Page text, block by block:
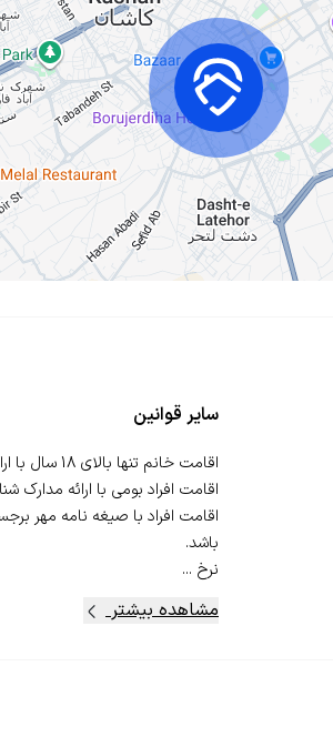
سایر قوانین
اقامت افراد با صیغه نامه مهر
نرخ ...
مشاهده بیشتر